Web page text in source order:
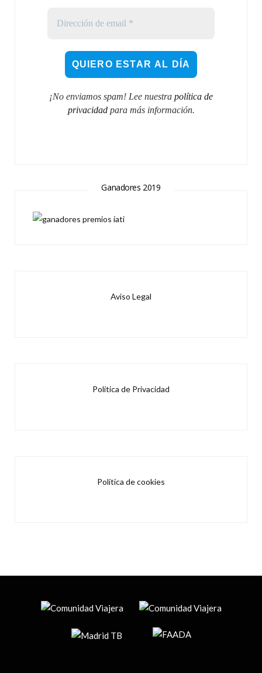
¡No enviamos spam! Lee nuestra política de
privacidadpara más información.
Ganadores 2019
Aviso Legal
Política de Privacidad
Política de cookies